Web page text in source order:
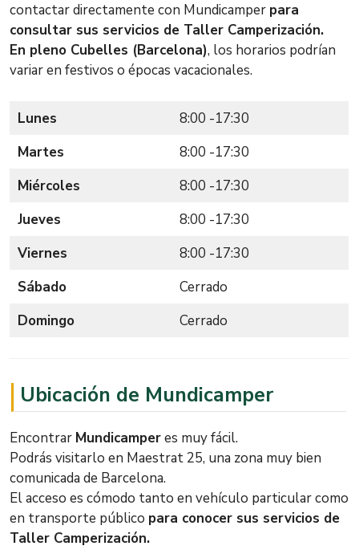
contactar directamente con Mundicamper para
consultar sus servicios de Taller Camperización.
En pleno Cubelles (Barcelona), los horarios podrían
variar en festivos o épocas vacacionales.
Lunes
8:00 -17:30
Martes
8:00 -17:30
Miércoles
8:00 -17:30
Jueves
8:00 -17:30
Viernes
8:00 -17:30
Sábado
Cerrado
Domingo
Cerrado
Ubicación de Mundicamper
Encontrar Mundicamperes muy fácil.
Podrás visitarlo en Maestrat 25, una zona muy bien
comunicada de Barcelona.
El acceso es cómodo tanto en vehículo particular como
en transporte público para conocer sus servicios de
Taller Camperización.